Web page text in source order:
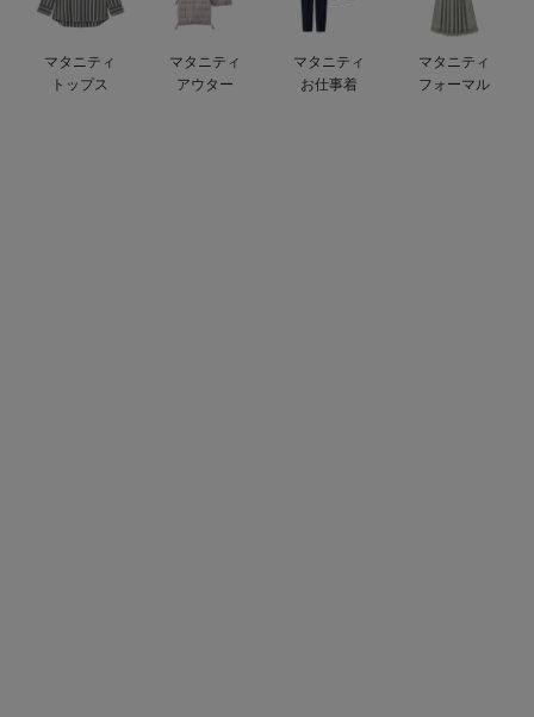
ハレの日に着るANGELIEBEのセレモニー
買って正解！高評価レビューアイテム
マタニティ
トップス
マタニティ
アウター
マタニティ
お仕事着
マタニティ
フォーマル